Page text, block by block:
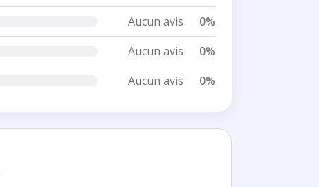
Aucun avis
0%
Aucun avis
0%
Aucun avis 0%